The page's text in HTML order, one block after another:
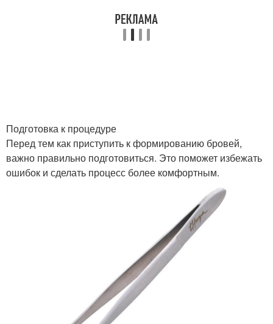
Подготовка к процедуре
Перед тем как приступить к формированию бровей,
важно правильно подготовиться. Это поможет избежать
ошибок и сделать процесс более комфортным.